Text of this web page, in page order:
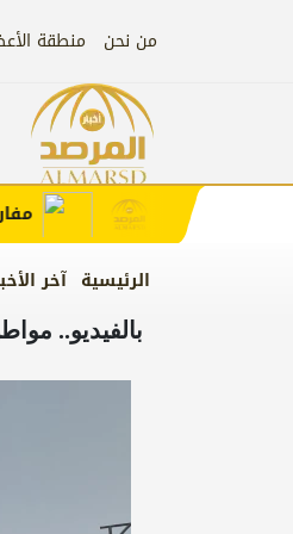
من نحن منطقة
الرئيسية آخر
مفارش
بالفيديو..